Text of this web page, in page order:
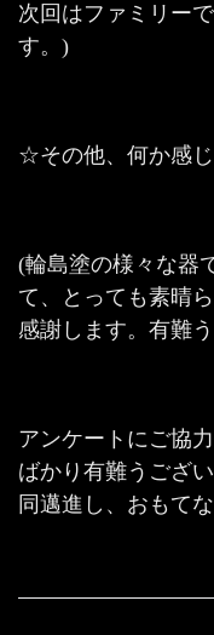
次回はファミリー
す。)
☆その他、何か感じ
(輪島塗の様々な器
て、とっても素晴
感謝します。有難
アンケートにご協
ばかり有難うござ
同邁進し、おもて